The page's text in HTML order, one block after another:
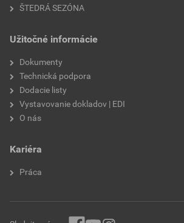
ŠTEDRÁ SEZÓNA
Užitočné informácie
Dokumenty
Technická podpora
Dodacie listy
Vystavovanie dokladov | EDI
O nás
Kariéra
Práca